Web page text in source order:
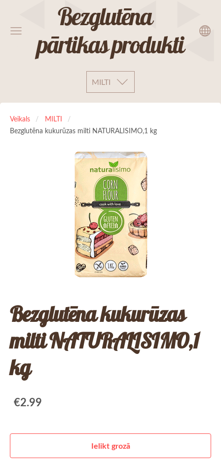
Bezglutēna
pārtikas produkti
MILTI
Veikals
MILTI
Bezglutēna kukurūzas milti NATURALISIMO,1 kg
Bezglutēna kukurūzas
milti NATURALISIMO,1
kg
€2.99
Ielikt grozā